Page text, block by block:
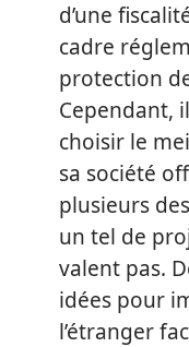
d’une
cadre
protection
Cependant,
choisir le
sa société
plusieurs
un tel de
valent pas.
idées pour
l’étranger